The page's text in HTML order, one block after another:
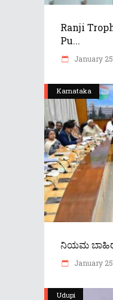
Ranji
Pu...
January
Karnataka
ನಿಯಮ
January
Udupi